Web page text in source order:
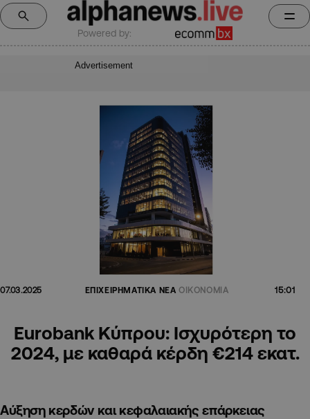
Powered by:
Advertisement
07.03.2025 ΕΠΙΧΕΙΡΗΜΑΤΙΚΑ ΝΕΑ ΟΙΚΟΝΟΜΙΑ 15:01
Eurobank Κύπρου: Ισχυρότερη το
2024, με καθαρά κέρδη €214 εκατ.
Αύξηση κερδών και κεφαλαιακής επάρκειας